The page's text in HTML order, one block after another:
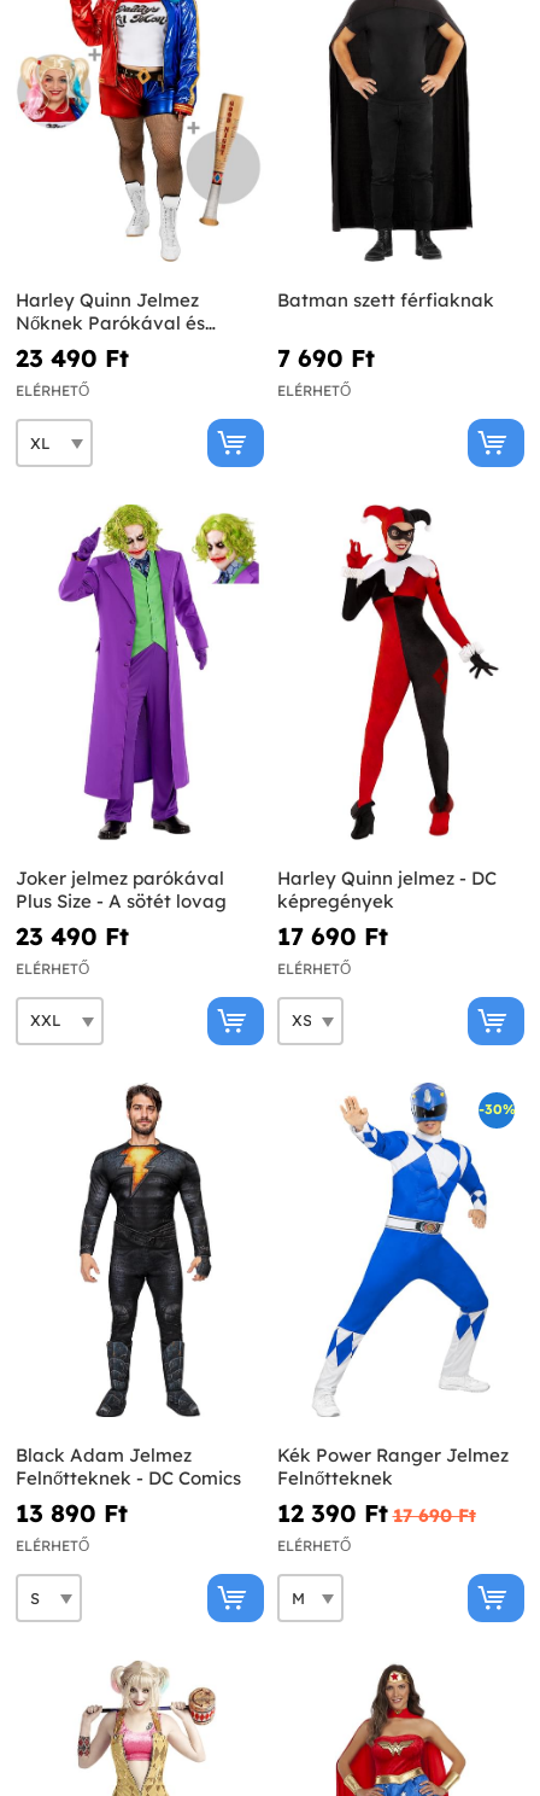
Harley Quinn Jelmez
Nőknek Parókával és
Felfújható Denevérrel Plus
Size - Öngyilkos osztag
23 490 Ft‎
ELÉRHETŐ
Batman szett férfiaknak
7 690 Ft‎
ELÉRHETŐ
Joker jelmez parókával
Plus Size - A sötét lovag
23 490 Ft‎
ELÉRHETŐ
Harley Quinn jelmez - DC
képregények
17 690 Ft‎
ELÉRHETŐ
Black Adam Jelmez
Felnőtteknek - DC Comics
13 890 Ft‎
ELÉRHETŐ
-30%
Kék Power Ranger Jelmez
Felnőtteknek
12 390 Ft‎ 17 690 Ft‎
ELÉRHETŐ